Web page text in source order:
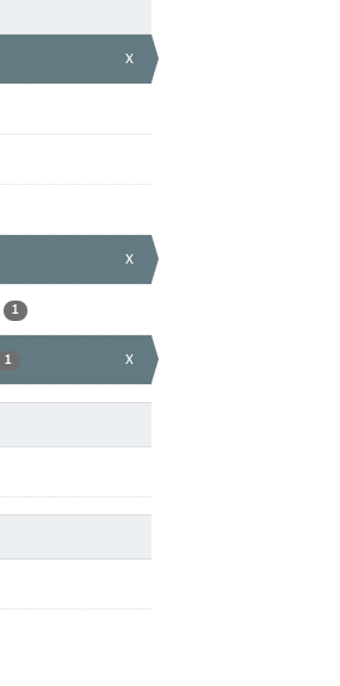
x
x
1
1 x